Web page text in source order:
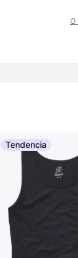
O
Tendencia